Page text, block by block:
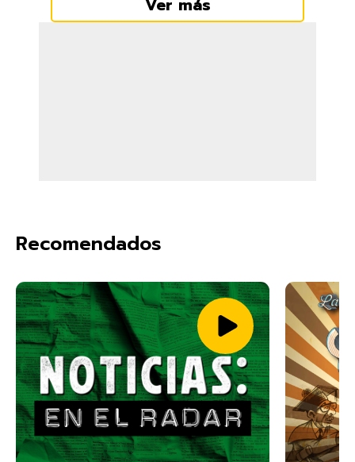
Recomendados